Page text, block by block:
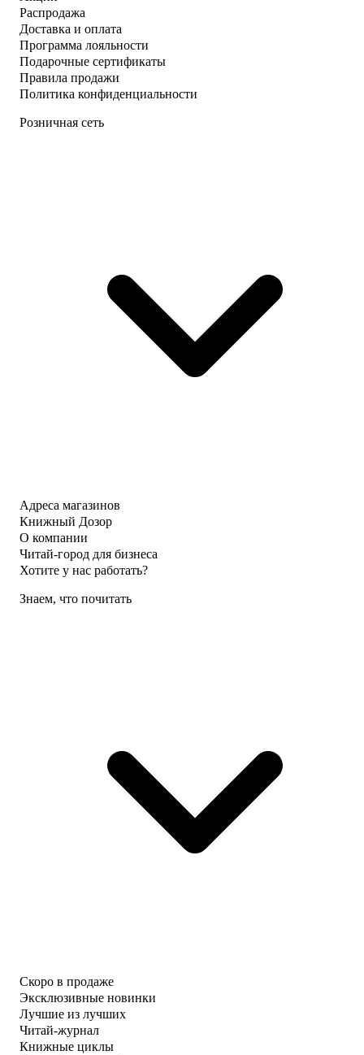
Распродажа
Доставка и оплата
Программа лояльности
Подарочные сертификаты
Правила продажи
Политика конфиденциальности
Розничная сеть
Адреса магазинов
Книжный Дозор
О компании
Читай-город для бизнеса
Хотите у нас работать?
Знаем, что почитать
Скоро в продаже
Эксклюзивные новинки
Лучшие из лучших
Читай-журнал
Книжные циклы